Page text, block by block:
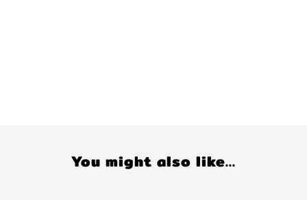
You might also like...